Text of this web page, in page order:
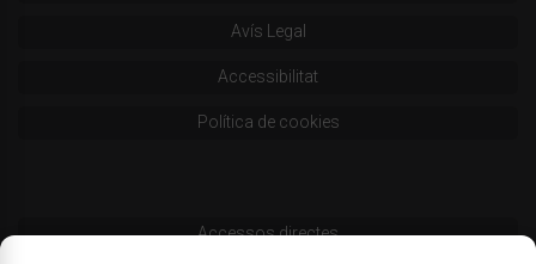
Avís Legal
Accessibilitat
Política de cookies
Accessos directes